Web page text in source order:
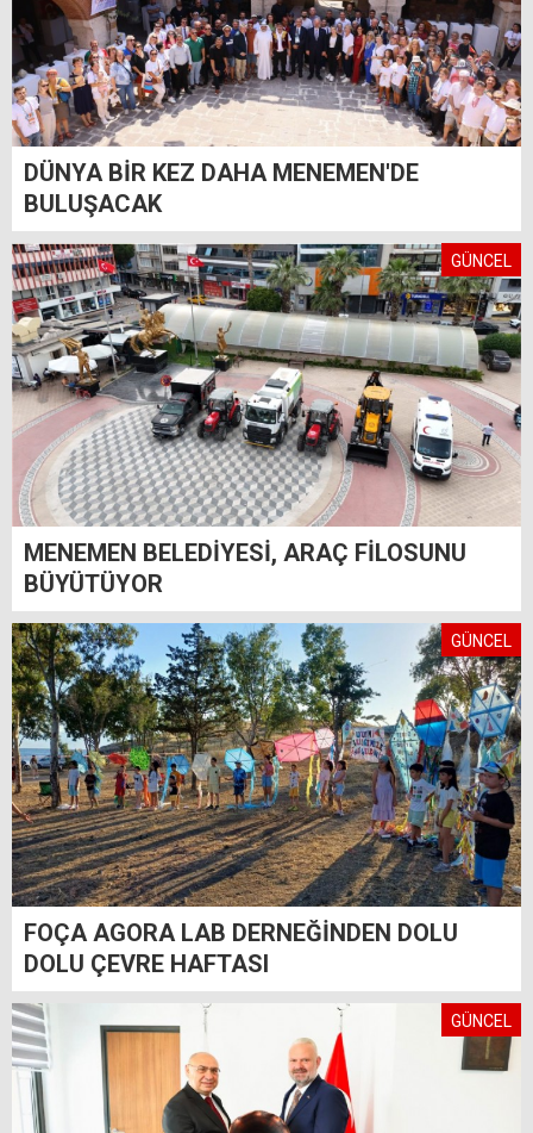
DÜNYA BİR KEZ DAHA MENEMEN'DE
BULUŞACAK
GÜNCEL
MENEMEN BELEDİYESİ, ARAÇ FİLOSUNU
BÜYÜTÜYOR
GÜNCEL
FOÇA AGORA LAB DERNEĞİNDEN DOLU
DOLU ÇEVRE HAFTASI
GÜNCEL